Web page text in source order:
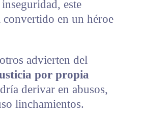
este
convertido en un héroe
advierten del
por propia
derivar en abusos,
linchamientos.